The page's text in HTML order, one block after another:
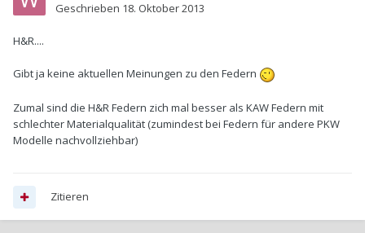
Geschrieben 18. Oktober 2013
H&R....
Gibt ja keine aktuellen Meinungen zu den Federn
Zumal sind die H&R Federn zich mal besser als KAW Federn mit
schlechter Materialqualität (zumindest bei Federn für andere PKW
Modelle nachvollziehbar)
Zitieren